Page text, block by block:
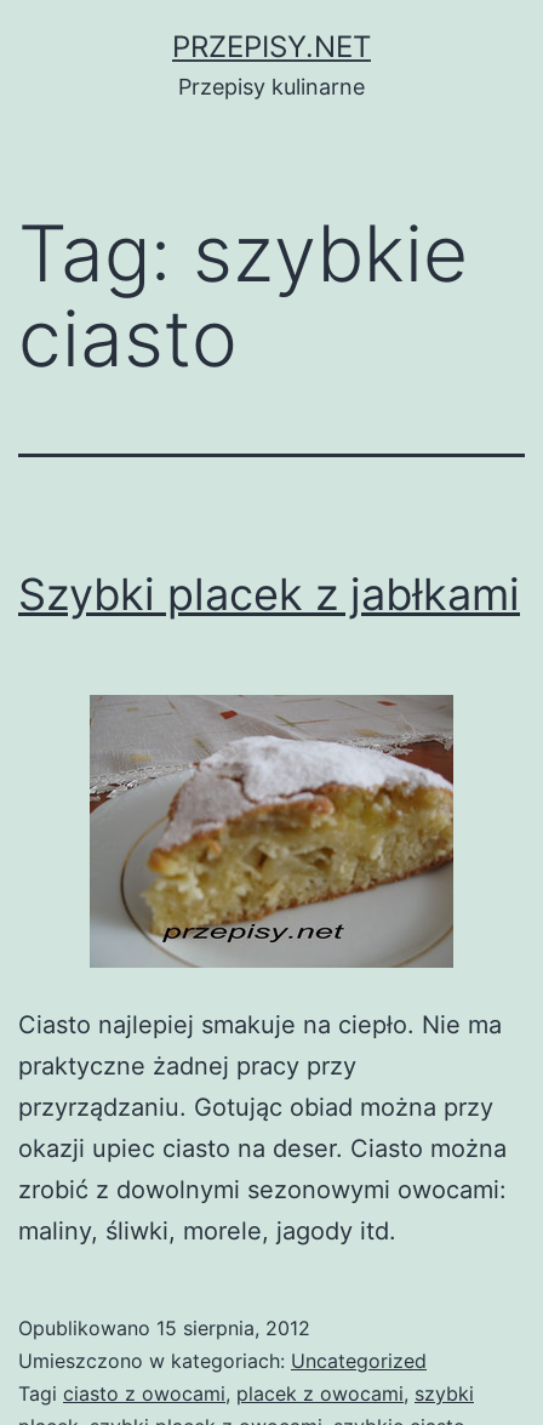
PRZEPISY.NET
Przepisy kulinarne
Tag: szybkie
ciasto
Szybki placek z jabłkami
Ciasto najlepiej smakuje na ciepło. Nie ma
praktyczne żadnej pracy przy
przyrządzaniu. Gotując obiad można przy
okazji upiec ciasto na deser. Ciasto można
zrobić z dowolnymi sezonowymi owocami:
maliny, śliwki, morele, jagody itd.
Opublikowano 15 sierpnia, 2012
Umieszczono w kategoriach: Uncategorized
Tagi ciasto z owocami, placek z owocami, szybki